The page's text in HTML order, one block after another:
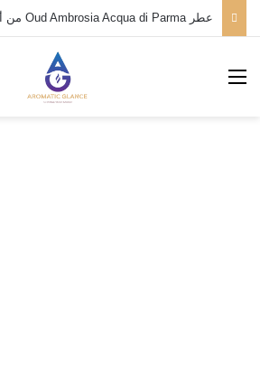
عطر Oud Ambrosia Acqua di Parma من أكوا دي بارما
القائمة